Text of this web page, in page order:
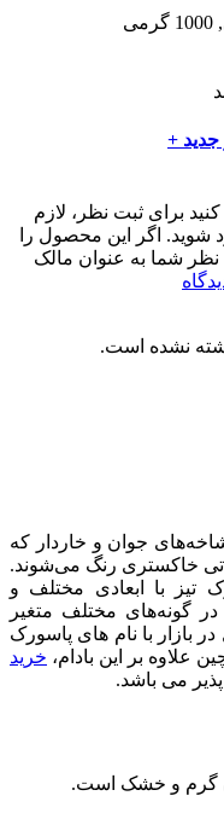
+
برای ثبت نظر، لازم
شوید. اگر این محصول را
نظر شما به عنوان مالک
نشده است.
جوان و خاردار که
خاکستری رنگ می‌شوند.
با ابعادی مختلف و
گونه‌های مختلف متغیر
بازار با نام های پاسورک
علاوه بر این بادام، خرید
می باشد.
گرم و خشک است.